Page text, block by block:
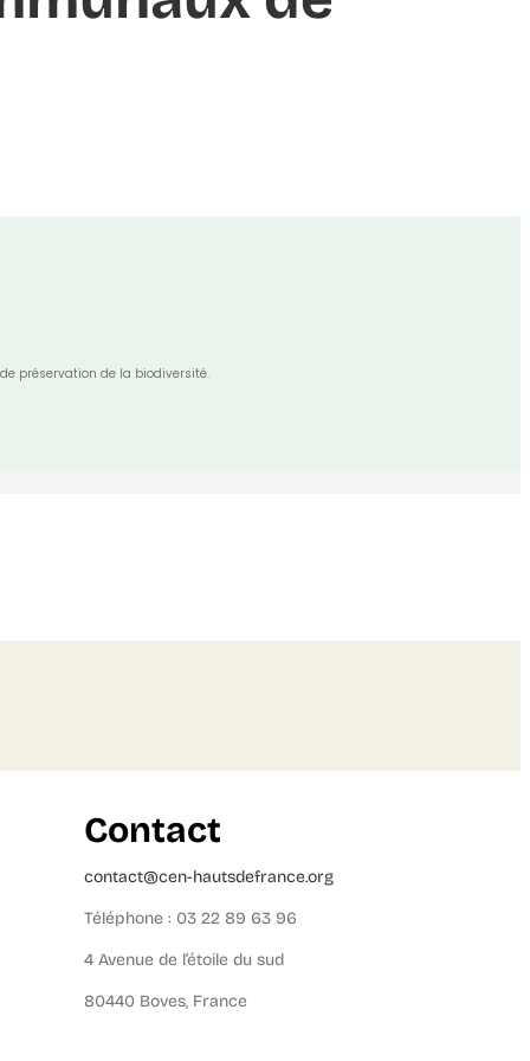
préservation de la biodiversité.
Contact
contact@cen-hautsdefrance.org
Téléphone : 03 22 89 63 96
4 Avenue de l’étoile du sud
80440 Boves, France